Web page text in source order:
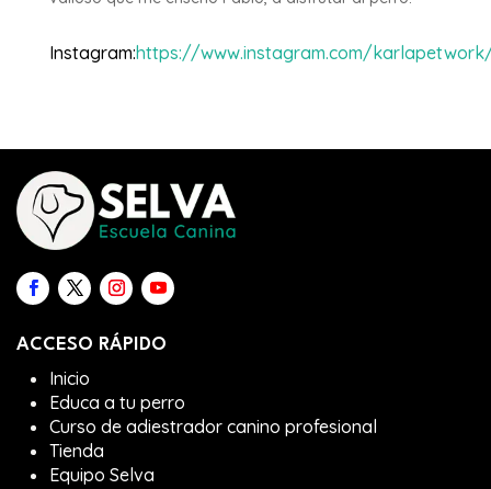
Instagram:https://www.instagram.com/
ACCESO RÁPIDO
Inicio
Educa a tu perro
Curso de adiestrador canino profesional
Tienda
Equipo Selva